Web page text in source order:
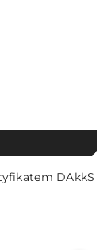
DAkkS